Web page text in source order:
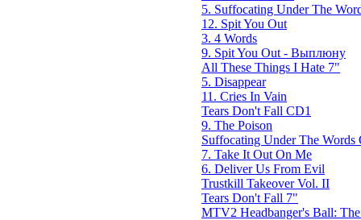
5. Suffocating Under The
12. Spit You Out
3. 4 Words
9. Spit You Out - Выплюну
All These Things I Hate 7"
5. Disappear
11. Cries In Vain
Tears Don't Fall CD1
9. The Poison
Suffocating Under The Words
7. Take It Out On Me
6. Deliver Us From Evil
Trustkill Takeover Vol. II
Tears Don't Fall 7"
MTV2 Headbanger's Ball: